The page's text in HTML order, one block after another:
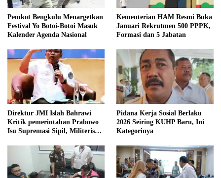
Pemkot Bengkulu Menargetkan
Festival Yo Botoi-Botoi Masuk
Kalender Agenda Nasional
Kementerian HAM Resmi Buka
Januari Rekrutmen 500 PPPK,
Formasi dan 5 Jabatan
Direktur JMI Islah Bahrawi
Kritik pemerintahan Prabowo
Isu Supremasi Sipil, Militerisasi,
Pidana Kerja Sosial Berlaku
2026 Seiring KUHP Baru, Ini
Kategorinya